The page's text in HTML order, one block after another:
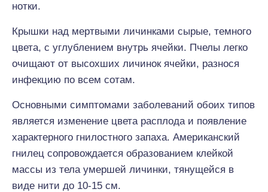
нотки.
Крышки над мертвыми личинками сырые, темного
цвета, с углублением внутрь ячейки. Пчелы легко
очищают от высохших личинок ячейки, разнося
инфекцию по всем сотам.
Основными симптомами заболеваний обоих типов
является изменение цвета расплода и появление
характерного гнилостного запаха. Американский
гнилец сопровождается образованием клейкой
массы из тела умершей личинки, тянущейся в
виде нити до 10-15 см.